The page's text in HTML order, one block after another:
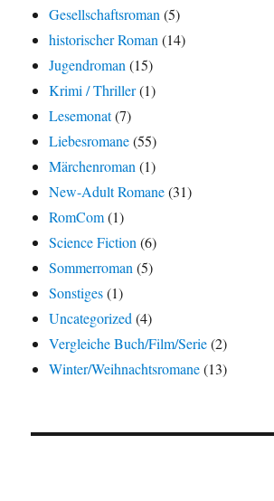
Gesellschaftsroman(5)
historischer Roman(14)
Jugendroman(15)
Krimi / Thriller(1)
Lesemonat(7)
Liebesromane(55)
Märchenroman(1)
New-Adult Romane(31)
RomCom(1)
Science Fiction(6)
Sommerroman(5)
Sonstiges(1)
Uncategorized(4)
Vergleiche Buch/Film/Serie(2)
Winter/Weihnachtsromane(13)